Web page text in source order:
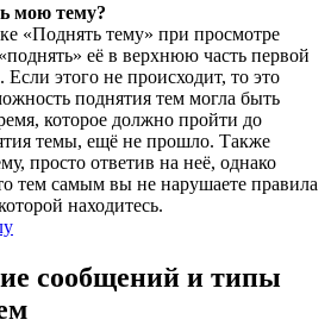
мою тему?
«Поднять тему» при просмотре
её в верхнюю часть первой
этого не происходит, то это
поднятия тем могла быть
которое должно пройти до
темы, ещё не прошло. Также
просто ответив на неё, однако
тем самым вы не нарушаете правила
находитесь.
сообщений и типы